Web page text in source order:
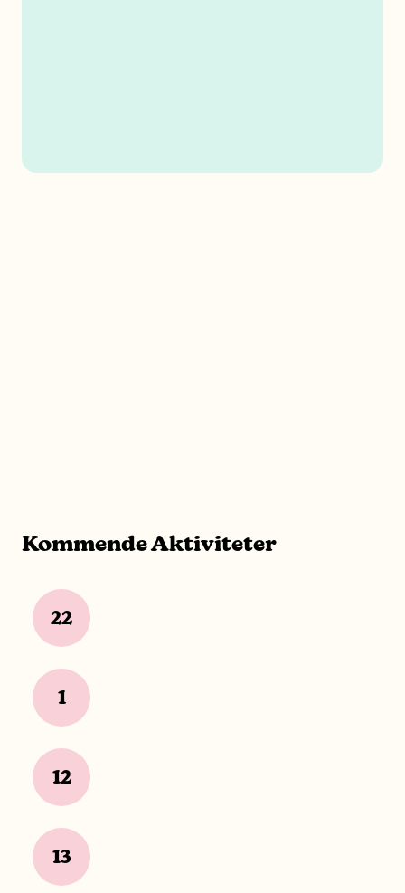
Kommende Aktiviteter
22
1
12
13